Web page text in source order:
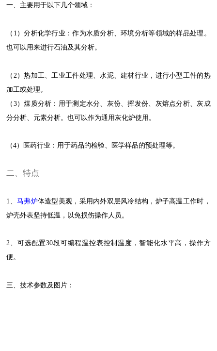
一、 主要用于以下几个领域：
（1）分析化学行业：作为水质分析、环境分析等领域的样品处理。
也可以用来进行石油及其分析。
（2）热加工、工业工件处理、水泥、建材行业，进行小型工件的热
加工或处理。
（3）煤质分析：用于测定水分、灰份、挥发份、灰熔点分析、灰成
分分析、元素分析。也可以作为通用灰化炉使用。
（4）医药行业：用于药品的检验、医学样品的预处理等。
二、特点
1、 马弗炉体造型美观，采用内外双层风冷结构，炉子高温工作时，
炉壳外表坚持低温，以免损伤操作人员。
2、可选配置30段可编程温控表控制温度，智能化水平高，操作方
便。
三、技术参数及图片：